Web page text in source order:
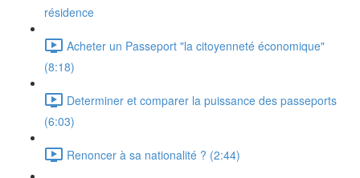
résidence
Acheter un Passeport "la citoyenneté économique"
(8:18)
Determiner et comparer la puissance des passeports
(6:03)
Renoncer à sa nationalité ? (2:44)